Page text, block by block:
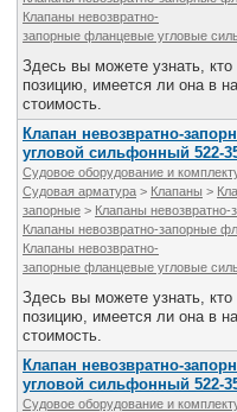
Клапаны невозвратно-
запорные фланцевые угловые
Здесь вы можете узнать,
позицию, имеется ли она в
стоимость.
Клапан невозвратно-
угловой сильфонный 522-
Судовое оборудование и
Судовая арматура > Клапаны >
запорные > Клапаны
Клапаны невозвратно-запорные
Клапаны невозвратно-
запорные фланцевые угловые
Здесь вы можете узнать,
позицию, имеется ли она в
стоимость.
Клапан невозвратно-
угловой сильфонный 522-
Судовое оборудование и